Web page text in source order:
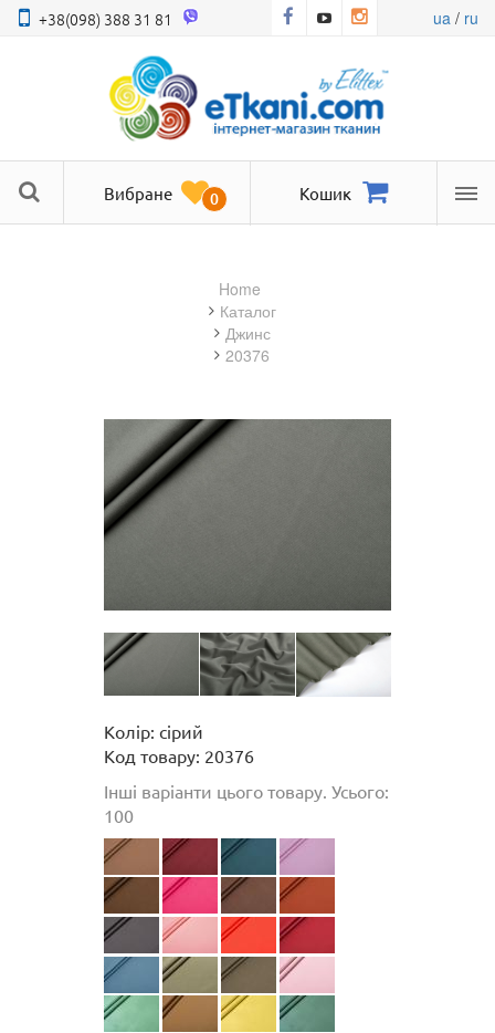
+38(098) 388 31 81 ua/ ru
Вибране 0 Кошик
Home
Каталог
джинс
20376
Колір: сірий
Код товару: 20376
Інші варіанти цього товару. Усього:
100